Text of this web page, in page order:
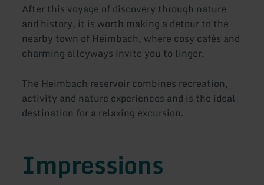
After this voyage of discovery through nature
and history, it is worth making a detour to the
nearby town of Heimbach, where cosy cafés and
charming alleyways invite you to linger.
The Heimbach reservoir combines recreation,
activity and nature experiences and is the ideal
destination for a relaxing excursion.
Impressions